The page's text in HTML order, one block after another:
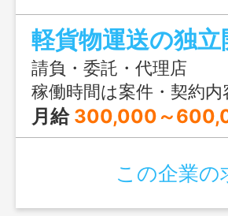
ます。
請負・委託・代理店
稼働時間は案件・契約
月給 300,000～
この企業